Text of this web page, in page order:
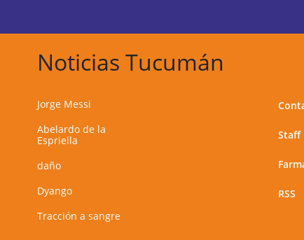
Noticias Tucumán
Jorge Messi
Abelardo de la
Espriella
daño
Dyango
Tracción a sangre
Staff
RSS